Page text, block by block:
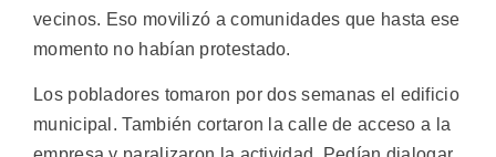
vecinos. Eso movilizó a comunidades que hasta ese
momento no habían protestado.
Los pobladores tomaron por dos semanas el edificio
municipal. También cortaron la calle de acceso a la